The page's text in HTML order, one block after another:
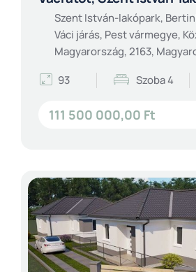
Szent István-lakópark,
Váci járás, Pest vármegye,
Magyarország, 2163,
93
Szoba 4
111 500 000,00 Ft